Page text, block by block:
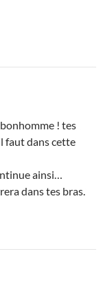
! tes
faut dans cette
ainsi…
dans tes bras.